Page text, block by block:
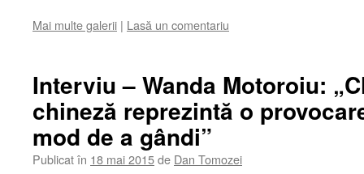
Mai multe galerii | Lasă un comentariu
Interviu – Wanda Motoroiu:
chineză reprezintă o
mod de a gândi”
Publicat în 18 mai 2015de Dan Tomozei